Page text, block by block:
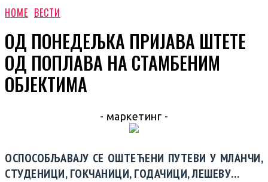
HOME ВЕСТИ
ОД ПОНЕДЕЉКА ПРИЈАВА ШТЕТЕ
ОД ПОПЛАВА НА СТАМБЕНИМ
ОБЈЕКТИМА
- маркетинг -
ОСПОСОБЉАВАЈУ СЕ ОШТЕЋЕНИ ПУТЕВИ У МЛАНЧИ,
СТУДЕНИЦИ, ГОКЧАНИЦИ, ГОДАЧИЦИ, ЛЕШЕВУ…